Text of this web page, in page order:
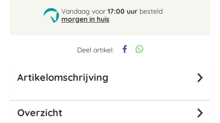
Deel artikel:
Vandaag voor 17:00 uurbesteld
morgen in huis
Artikelomschrijving
Overzicht